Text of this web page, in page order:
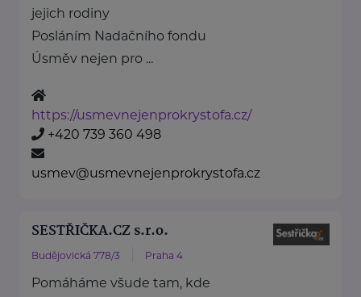
jejich rodiny
Posláním Nadačního fondu
Úsměv nejen pro ...
https://usmevnejenprokrystofa.cz/
+420 739 360 498
usmev@usmevnejenprokrystofa.cz
SESTŘIČKA.CZ s.r.o.
Budějovická 778/3 Praha 4
Pomáháme všude tam, kde